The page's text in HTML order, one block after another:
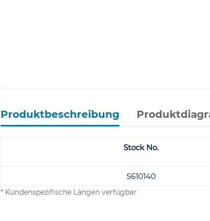
Produktbeschreibung
Stock No.
S610140
* Kundenspezifische Längen verfügbar